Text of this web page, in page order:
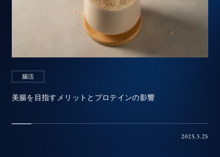
腸活
美腸を目指すメリットとプロテインの影響
2025.3.25